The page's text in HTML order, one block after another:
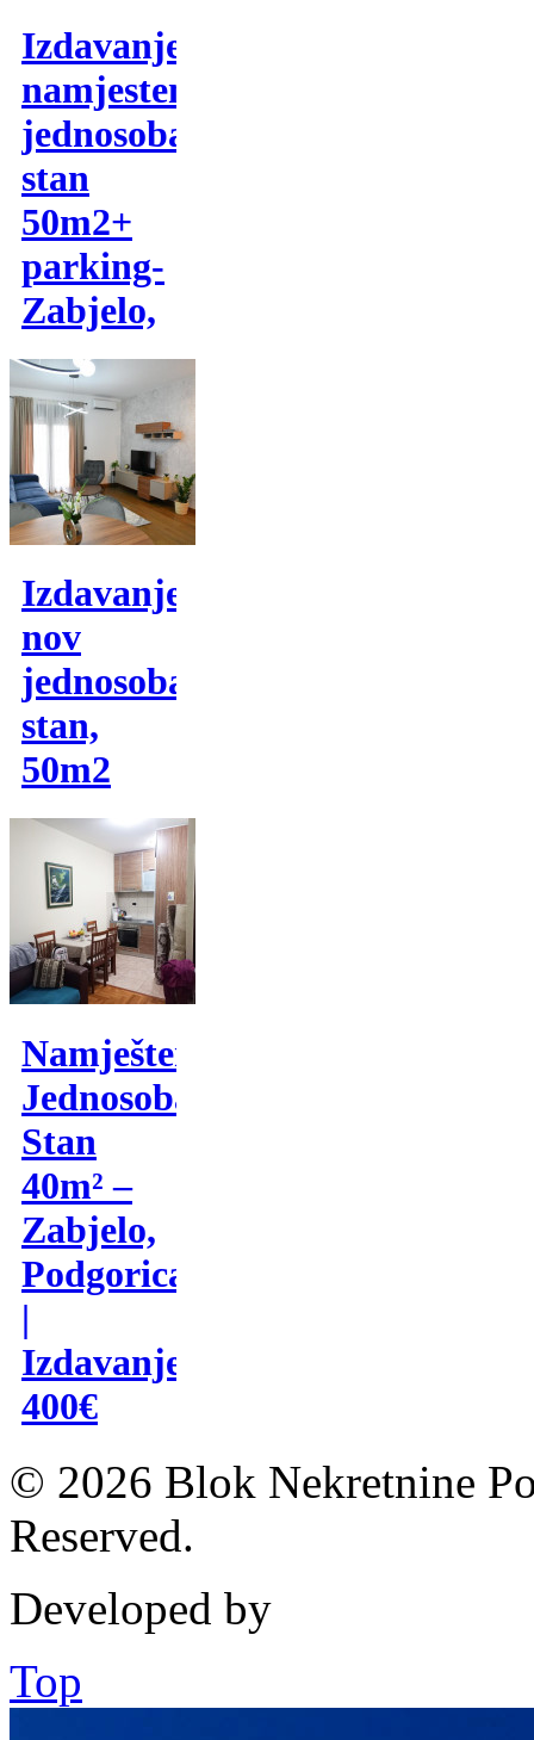
Izdavanje,
namjesten
jednosoban
stan
50m2+
parking-
Zabjelo,
Izdavanje,
nov
jednosoban
stan,
50m2
Namješten
Jednosoban
Stan
40m² –
Zabjelo,
Podgorica
|
Izdavanje
400€
© 2026 Blok Nekretnine
Reserved.
Developed by
Top